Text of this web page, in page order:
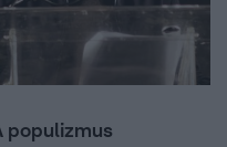
populizmus